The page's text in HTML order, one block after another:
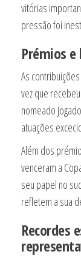
vitórias
pressão foi
Prémios
As
vez que
nomeado
atuações
Além dos
venceram a
seu papel no
refletem a sua
Recordes